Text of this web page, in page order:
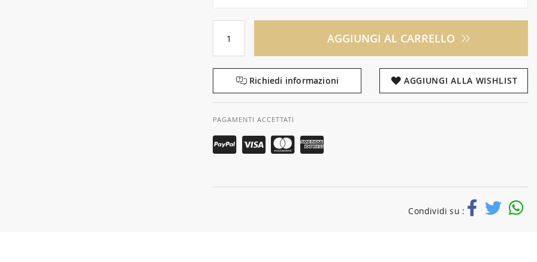
AGGIUNGI AL CARRELLO
Richiedi informazioni AGGIUNGI ALLA WISHLIST
PAGAMENTI ACCETTATI
Condividi su :